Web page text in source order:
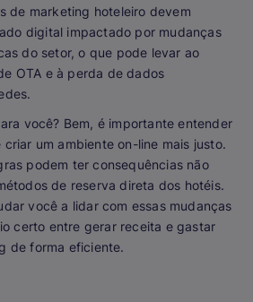
de marketing hoteleiro devem
digital impactado por mudanças
do setor, o que pode levar ao
OTA e à perda de dados
você? Bem, é importante entender
um ambiente on-line mais justo.
podem ter consequências não
de reserva direta dos hotéis.
você a lidar com essas mudanças
certo entre gerar receita e gastar
de forma eficiente.